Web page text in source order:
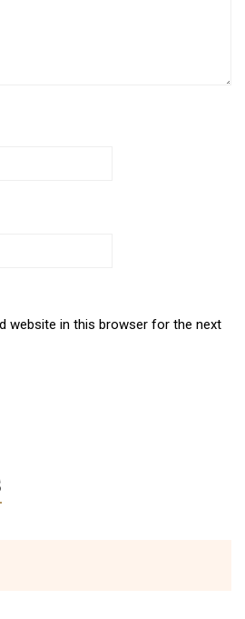
website in this browser for the next